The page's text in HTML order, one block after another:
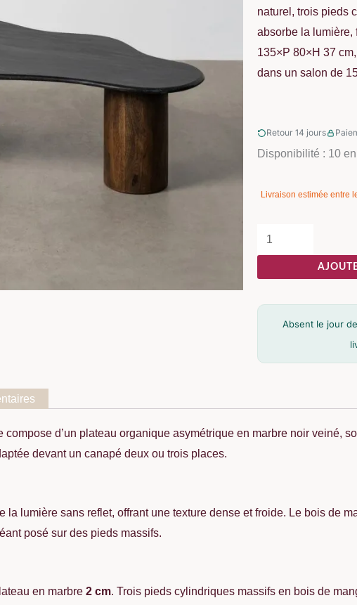
naturel, trois pieds
absorbe la lumière,
135×P 80×H 37
dans un salon de
Retour 14 jours
Disponibilité : 10
Livraison estimée entre
quantité
Table
Manguier
Noir-
marron
Absent le jour
compose d’un plateau organique asymétrique en marbre noir veiné,
devant un canapé deux ou trois places.
la lumière sans reflet, offrant une texture dense et froide. Le bois de
posé sur des pieds massifs.
en marbre 2 cm. Trois pieds cylindriques massifs en bois de